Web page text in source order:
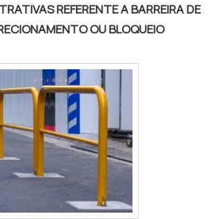
REFERENTE A BARREIRA DE
OU BLOQUEIO